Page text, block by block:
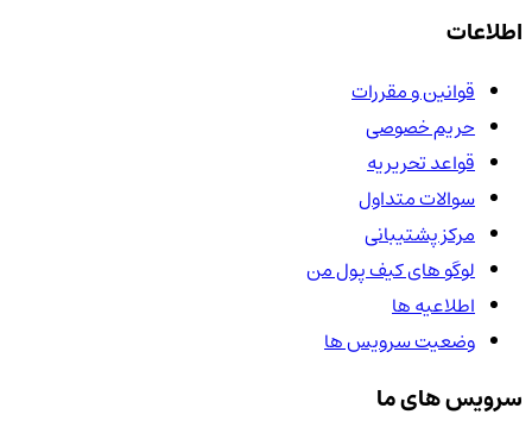
اطلاعات
قوانین و مقررات
حریم خصوصی
قواعد تحریریه
سوالات متداول
مرکز پشتیبانی
لوگو های کیف پول من
اطلاعیه ها
وضعیت سرویس ها
سرویس های ما